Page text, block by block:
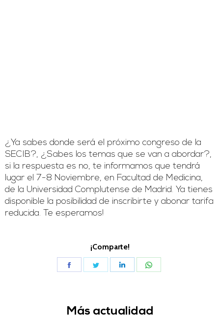
¿Ya sabes donde será el próximo congreso de la
SECIB?, ¿Sabes los temas que se van a abordar?,
si la respuesta es no, te informamos que tendrá
lugar el 7-8 Noviembre, en Facultad de Medicina,
de la Universidad Complutense de Madrid. Ya tienes
disponible la posibilidad de inscribirte y abonar tarifa
reducida. Te esperamos!
¡Comparte!
Share
Share
Más actualidad